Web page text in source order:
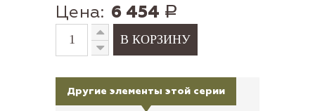
Цена: 6 454 Р
Другие элементы этой серии